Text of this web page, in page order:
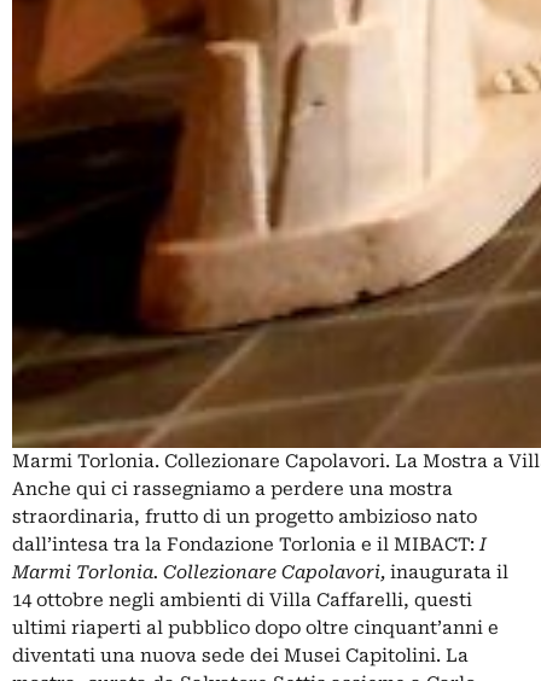
Marmi Torlonia. Collezionare Capolavori. La Mostra a
Anche qui ci rassegniamo a perdere una mostra
straordinaria, frutto di un progetto ambizioso nato
dall’intesa tra la Fondazione Torlonia e il MIBACT:I
Marmi Torlonia. Collezionare Capolavori, inaugurata il
14 ottobre negli ambienti di Villa Caffarelli, questi
ultimi riaperti al pubblico dopo oltre cinquant’anni e
diventati una nuova sede dei Musei Capitolini. La